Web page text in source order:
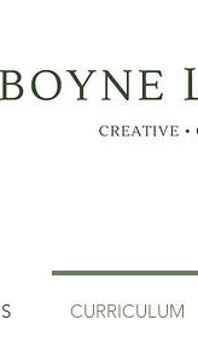
CURRICULUM